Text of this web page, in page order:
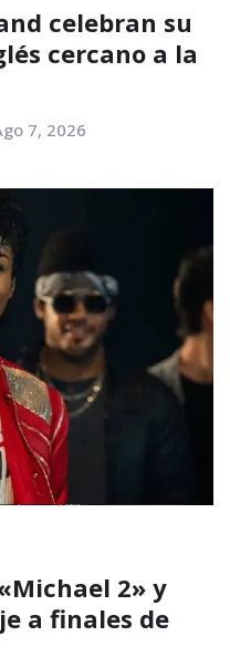
celebran su
cercano a la
7, 2026
2» y
a finales de